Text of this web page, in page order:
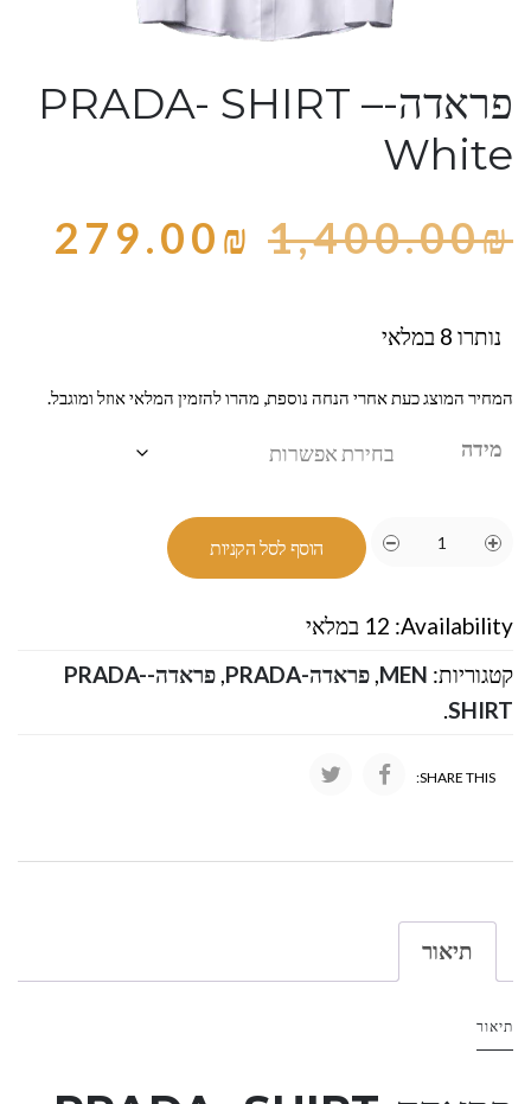
פראדה-PRADA- SHIRT –
White
1,400.00₪
279.00₪
נותרו 8 במלאי
המחיר המוצג כעת אחרי הנחה נוספת, מהרו להזמין המלאי אוזל ומוגבל.
מידה
הוסף לסל הקניות
Availability: 12 במלאי
קטגוריות: MEN
,פראדה-PRADA ,
פראדה-PRADA-
SHIRT
.
SHARE THIS:
תיאור
תיאור